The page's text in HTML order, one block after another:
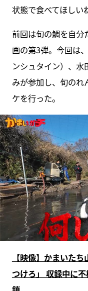
状態で食べてほしい
前回は旬の鯛を自分
画の第3弾。今回は
ンシュタイン）、
みが参加し、旬のれ
ケを行った。
【映像】かまいた
つけろ」 収録中に